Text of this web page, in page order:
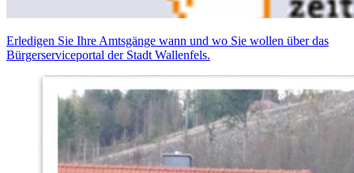
Erledigen Sie Ihre Amtsgänge wann und wo Sie wollen über das
Bürgerserviceportal der Stadt Wallenfels.